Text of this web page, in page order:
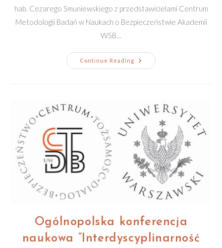
hab. Cezarego Smuniewskiego z przedstawicielami Centrum
Metodologii Badań w Naukach o Bezpieczeństwie Akademii
WSB…
Continue Reading
Spotkanie
Z
Naukach
O
Bezpieczeństwie
Akademii
WSB
Ogólnopolska konferencja
naukowa “Interdyscyplinarność